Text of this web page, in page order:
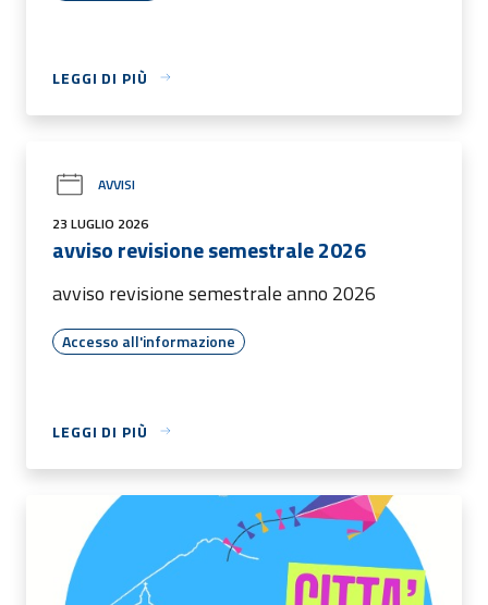
LEGGI DI PIÙ
AVVISI
23 LUGLIO 2026
avviso revisione semestrale 2026
avviso revisione semestrale anno 2026
Accesso all'informazione
LEGGI DI PIÙ